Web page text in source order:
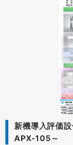
新機導入評価
APX-105～